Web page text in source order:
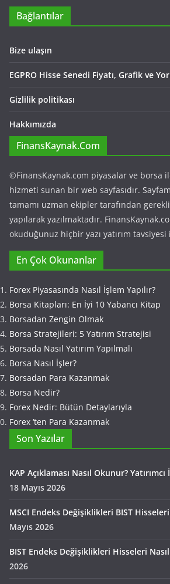
Bağlantılar
Bize ulaşın
EGPRO Hisse Senedi Fiyatı, Grafik ve
Gizlilik politikası
Hakkımızda
FinansKaynak.Com
©FinansKaynak.com piyasalar ve borsa
hizmeti sunan bir web sayfasıdır.
tamamı uzman ekipler tarafından
yapılarak yazılmaktadır.
okuduğunuz hiçbir yazı yatırım tavsiyesi
En Çok Okunanlar
Forex Piyasasında Nasıl İşlem Yapılır?
Borsa Kitapları: En İyi 10 Yabancı Kitap
Borsadan Zengin Olmak
Borsa Stratejileri: 5 Yatırım Stratejisi
Borsada Nasıl Yatırım Yapılmalı
Borsa Nasıl İşler?
Borsadan Para Kazanmak
Borsa Nedir?
Forex Nedir: Bütün Detaylarıyla
Forex ‘ten Para Kazanmak
Son Yazılar
KAP Açıklaması Nasıl Okunur?
18 Mayıs 2026
MSCI Endeks Değişiklikleri BIST
Mayıs 2026
BIST Endeks Değişiklikleri Hisseleri
2026